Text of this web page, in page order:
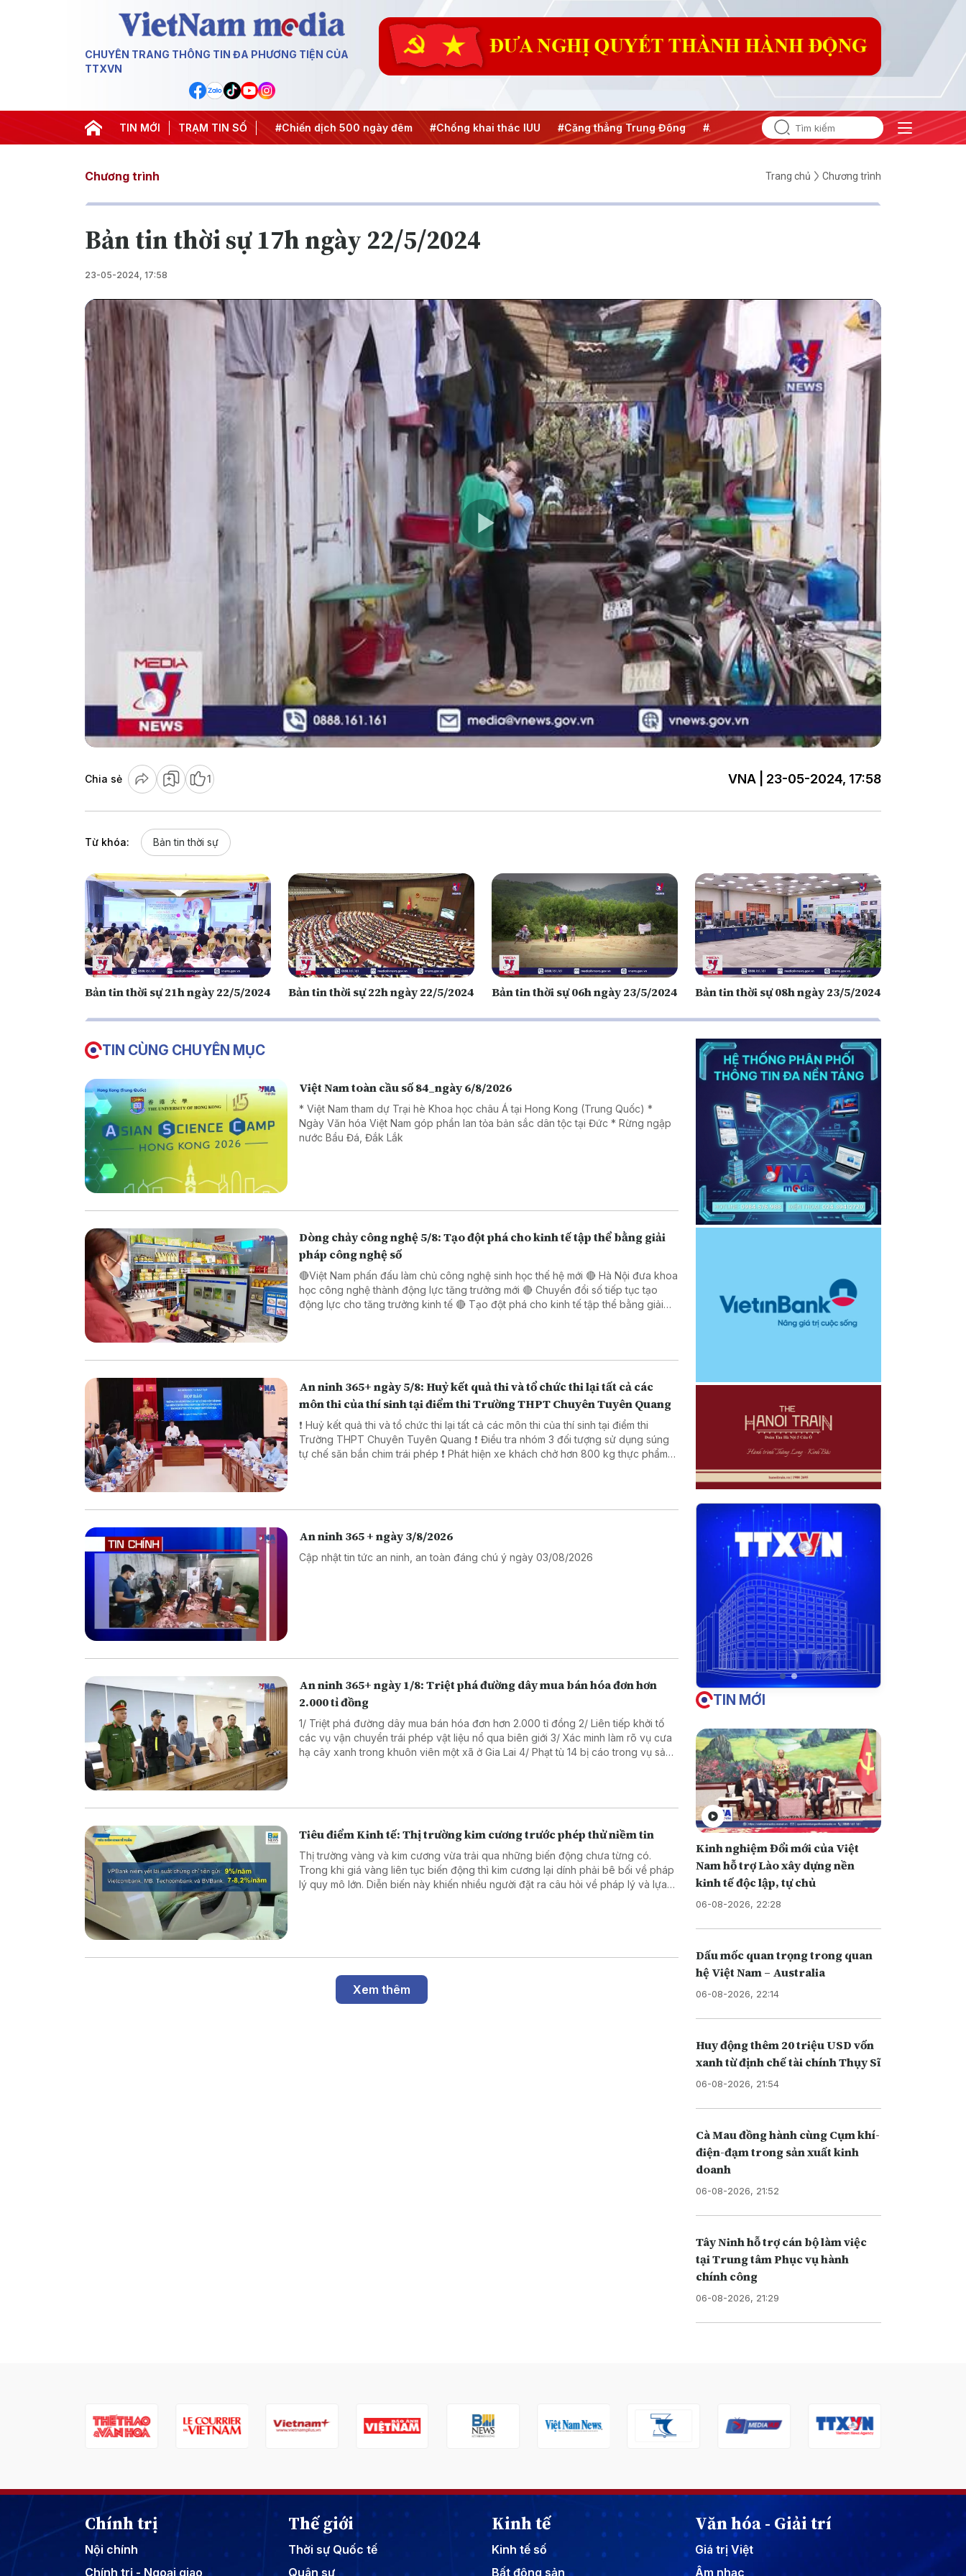
CHUYÊN TRANG THÔNG TIN ĐA PHƯƠNG TIỆN CỦA
TTXVN
TIN MỚI TRẠM TIN SỐ
#Đưa Nghị quyết thành hành động #Chiến dịch 500 ngày đêm #Chống khai thác IUU #Căng thẳng Trung Đông #An ninh năng lượng #Bảo vệ nền tảng tư tưởng
Chương trình Trang chủ Chương trình
Bản tin thời sự 17h ngày 22/5/2024
23-05-2024, 17:58
Play
Video
Chia sẻ 1 VNA | 23-05-2024, 17:58
Từ khóa: Bản tin thời sự
Bản tin thời sự 21h ngày 22/5/2024 Bản tin thời sự 22h ngày 22/5/2024 Bản tin thời sự 06h ngày 23/5/2024 Bản tin thời sự 08h ngày 23/5/2024
TIN CÙNG CHUYÊN MỤC
Việt Nam toàn cầu số 84_ngày 6/8/2026
* Việt Nam tham dự Trại hè Khoa học châu Á tại Hong Kong (Trung Quốc) *
Ngày Văn hóa Việt Nam góp phần lan tỏa bản sắc dân tộc tại Đức * Rừng ngập
nước Bầu Đá, Đắk Lắk
Dòng chảy công nghệ 5/8: Tạo đột phá cho kinh tế tập thể bằng giải
pháp công nghệ số
🔴Việt Nam phấn đấu làm chủ công nghệ sinh học thế hệ mới 🔴 Hà Nội đưa khoa
học công nghệ thành động lực tăng trưởng mới 🔴 Chuyển đổi số tiếp tục tạo
động lực cho tăng trưởng kinh tế 🔴 Tạo đột phá cho kinh tế tập thể bằng giải
An ninh 365+ ngày 5/8: Huỷ kết quả thi và tổ chức thi lại tất cả các
môn thi của thí sinh tại điểm thi Trường THPT Chuyên Tuyên Quang
❗ Huỷ kết quả thi và tổ chức thi lại tất cả các môn thi của thí sinh tại điểm thi
Trường THPT Chuyên Tuyên Quang ❗ Điều tra nhóm 3 đối tượng sử dụng súng
tự chế săn bắn chim trái phép ❗ Phát hiện xe khách chở hơn 800 kg thực phẩm
An ninh 365 + ngày 3/8/2026
Cập nhật tin tức an ninh, an toàn đáng chú ý ngày 03/08/2026
An ninh 365+ ngày 1/8: Triệt phá đường dây mua bán hóa đơn hơn
2.000 tỉ đồng
1/ Triệt phá đường dây mua bán hóa đơn hơn 2.000 tỉ đồng 2/ Liên tiếp khởi tố
các vụ vận chuyển trái phép vật liệu nổ qua biên giới 3/ Xác minh làm rõ vụ cưa
hạ cây xanh trong khuôn viên một xã ở Gia Lai 4/ Phạt tù 14 bị cáo trong vụ sản
Tiêu điểm Kinh tế: Thị trường kim cương trước phép thử niềm tin
Thị trường vàng và kim cương vừa trải qua những biến động chưa từng có.
Trong khi giá vàng liên tục biến động thì kim cương lại dính phải bê bối về pháp
lý quy mô lớn. Diễn biến này khiến nhiều người đặt ra câu hỏi về pháp lý và lựa
Xem thêm
TIN MỚI
Kinh nghiệm Đổi mới của Việt
Nam hỗ trợ Lào xây dựng nền
kinh tế độc lập, tự chủ
06-08-2026, 22:28
Dấu mốc quan trọng trong quan
hệ Việt Nam – Australia
06-08-2026, 22:14
Huy động thêm 20 triệu USD vốn
xanh từ định chế tài chính Thụy Sĩ
06-08-2026, 21:54
Cà Mau đồng hành cùng Cụm khí-
điện-đạm trong sản xuất kinh
doanh
06-08-2026, 21:52
Tây Ninh hỗ trợ cán bộ làm việc
tại Trung tâm Phục vụ hành
chính công
06-08-2026, 21:29
Chính trị
Nội chính
Chính trị - Ngoại giao
Thế giới
Thời sự Quốc tế
Quân sự
Kinh tế
Kinh tế số
Bất động sản
Văn hóa - Giải trí
Giá trị Việt
Âm nhạc